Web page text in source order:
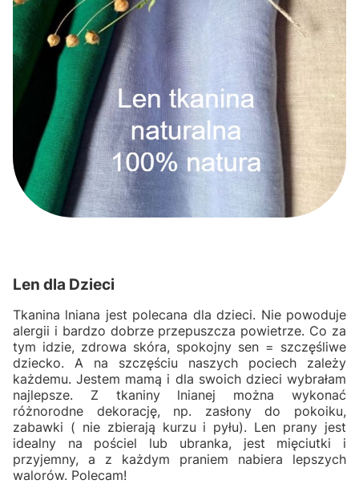
Len dla Dzieci
Tkanina lniana jest polecana dla dzieci. Nie powoduje
alergii i bardzo dobrze przepuszcza powietrze. Co za
tym idzie, zdrowa skóra, spokojny sen = szczęśliwe
dziecko. A na szczęściu naszych pociech zależy
każdemu. Jestem mamą i dla swoich dzieci wybrałam
najlepsze. Z tkaniny lnianej można wykonać
różnorodne dekorację, np. zasłony do pokoiku,
zabawki ( nie zbierają kurzu i pyłu). Len prany jest
idealny na pościel lub ubranka, jest mięciutki i
przyjemny, a z każdym praniem nabiera lepszych
walorów. Polecam!